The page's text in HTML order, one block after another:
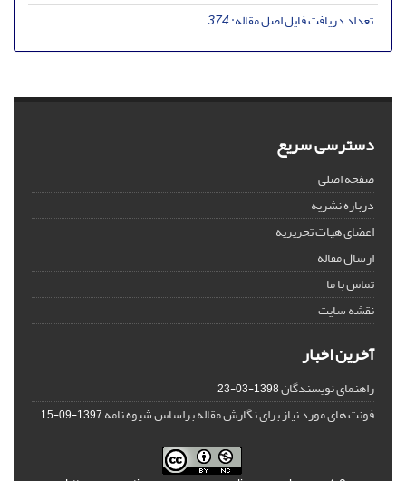
تعداد دریافت فایل اصل مقاله:374
دسترسی سریع
صفحه اصلی
درباره نشریه
اعضای هیات تحریریه
ارسال مقاله
تماس با ما
نقشه سایت
آخرین اخبار
راهنمای نویسندگان1398-03-23
فونت های مورد نیاز برای نگارش مقاله براساس شیوه نامه1397-09-15